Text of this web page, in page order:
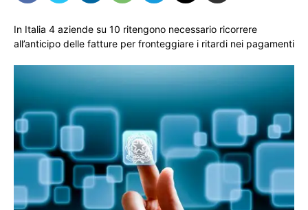
In Italia 4 aziende su 10 ritengono necessario ricorrere
all’anticipo delle fatture per fronteggiare i ritardi nei pagamenti